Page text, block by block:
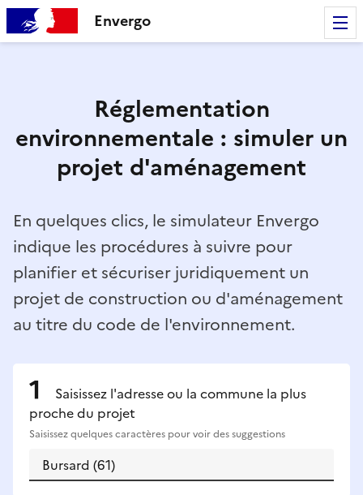
Envergo
Réglementation
environnementale : simuler un
projet d'aménagement
En quelques clics, le simulateur Envergo
indique les procédures à suivre pour
planifier et sécuriser juridiquement un
projet de construction ou d'aménagement
au titre du code de l'environnement.
Saisissez l'adresse ou la commune la plus
proche du projet
Saisissez quelques caractères pour voir des suggestions